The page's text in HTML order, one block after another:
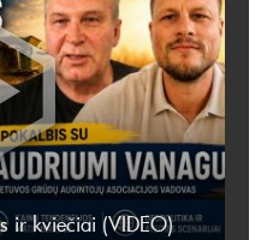
ir kviečiai (VIDEO)